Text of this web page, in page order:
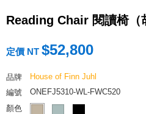
Reading Chair 閱讀椅（
定價 NT $52,800
品牌
House of Finn Juhl
編號
ONEFJ5310-WL-FWC520
顏色